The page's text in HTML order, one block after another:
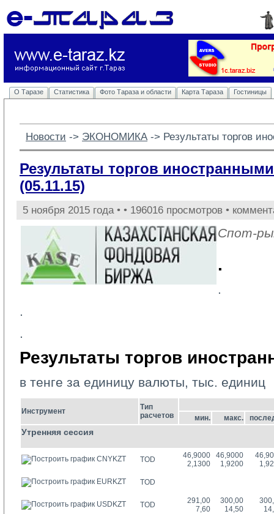
О Таразе Статистика Фото Тараза и области Карта Тараза Гостиницы
Новости -> ЭКОНОМИКА -> Результаты торгов
Результаты торгов
(05.11.15)
5 ноября 2015 года • • 196016 просмотров •
Спот-
.
.
.
.
Результаты торгов
в тенге за единицу валюты, тыс. единиц
Инструмент
Тип
расчетов
мин. макс.
Утренняя сессия
CNYKZT TOD
46,9000
2,1300
46,9000
1,9200
EURKZT TOD
USDKZT TOD
291,00
7,60
300,00
14,50